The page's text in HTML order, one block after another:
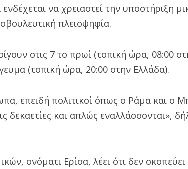
να χρειαστεί την υποστήριξη
πλειοψηφία.
στις 7 το πρωί (τοπική ώρα, 08:00
(τοπική ώρα, 20:00 στην Ελλάδα).
επειδή πολιτικοί όπως ο Ράμα και ο
δεκαετίες και απλώς εναλλάσσονται»,
ονόματι Ερίσα, λέει ότι δεν